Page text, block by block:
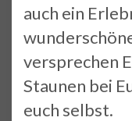
auch ein
versprechen
Staunen bei
euch selbst.